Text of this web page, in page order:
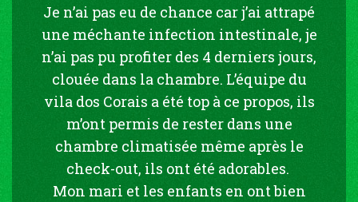
Je n’ai pas eu de chance car j’ai attrapé
une méchante infection intestinale, je
n’ai pas pu profiter des 4 derniers jours,
clouée dans la chambre. L’équipe du
vila dos Corais a été top à ce propos, ils
m’ont permis de rester dans une
chambre climatisée même après le
check-out, ils ont été adorables.
Mon mari et les enfants en ont bien